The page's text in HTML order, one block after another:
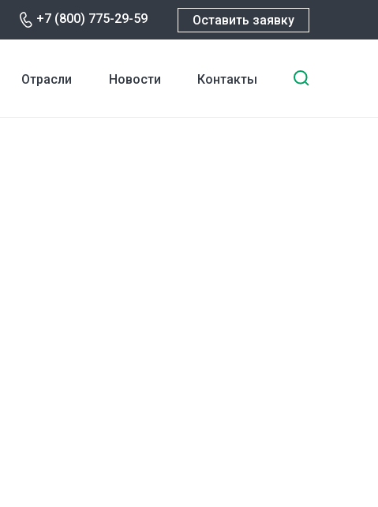
+7 (800) 775-29-59 Оставить заявку
Отрасли Новости Контакты